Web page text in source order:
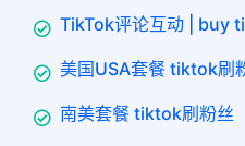
TikTok评论互动 | buy
美国USA套餐 tiktok刷
南美套餐 tiktok刷粉丝